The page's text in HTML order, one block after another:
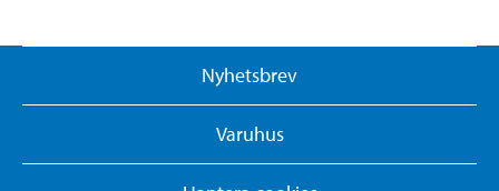
Nyhetsbrev
Varuhus